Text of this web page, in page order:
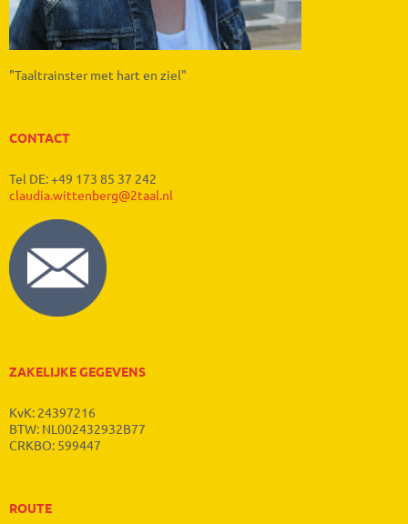
"Taaltrainster met hart en ziel"
CONTACT
Tel DE: +49 173 85 37 242
claudia.wittenberg@2taal.nl
ZAKELIJKE GEGEVENS
KvK: 24397216
BTW: NL002432932B77
CRKBO: 599447
ROUTE